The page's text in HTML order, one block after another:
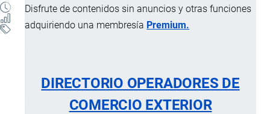
Disfrute de contenidos sin anuncios y otras funciones
adquiriendo una membresía Premium.
DIRECTORIO OPERADORES DE
COMERCIO EXTERIOR
1 MINUTO
Notas Explicativas
74.13 Cables, trenzas y artículos
similares, de cobre, sin aislar para